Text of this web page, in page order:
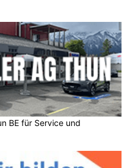
BE für Service und